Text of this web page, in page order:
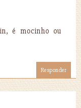
é mocinho ou
Responder